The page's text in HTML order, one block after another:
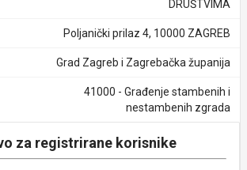
DRUŠTVIMA
Poljanički prilaz 4, 10000 ZAGREB
Grad Zagreb i Zagrebačka županija
41000 - Građenje stambenih i
nestambenih zgrada
za registrirane korisnike